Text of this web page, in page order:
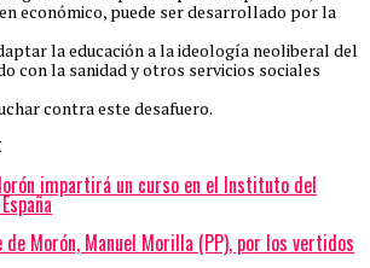
económico, puede ser desarrollado por la
la educación a la ideología neoliberal del
con la sanidad y otros servicios sociales
contra este desafuero.
impartirá un curso en el Instituto del
Morón, Manuel Morilla (PP), por los vertidos